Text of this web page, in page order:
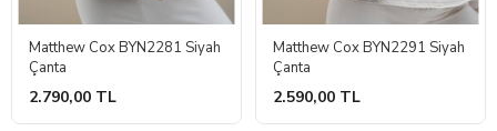
Matthew Cox BYN2281 Siyah
Çanta
2.790,00 TL
Matthew Cox BYN2291 Siyah
Çanta
2.590,00 TL